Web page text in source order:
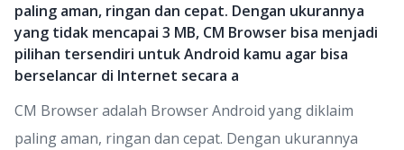
paling aman, ringan dan cepat. Dengan ukurannya
yang tidak mencapai 3 MB, CM Browser bisa menjadi
pilihan tersendiri untuk Android kamu agar bisa
berselancar di Internet secara a
CM Browser adalah Browser Android yang diklaim
paling aman, ringan dan cepat. Dengan ukurannya